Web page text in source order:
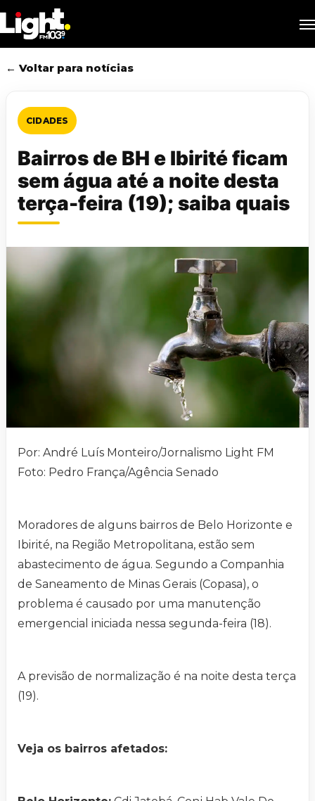
to
main
content
← Voltar para notícias
CIDADES
Bairros de BH e Ibirité ficam
sem água até a noite desta
terça-feira (19); saiba quais
Por: André Luís Monteiro/Jornalismo Light FM
Foto: Pedro França/Agência Senado
Moradores de alguns bairros de Belo Horizonte e
Ibirité, na Região Metropolitana, estão sem
abastecimento de água. Segundo a Companhia
de Saneamento de Minas Gerais (Copasa), o
problema é causado por uma manutenção
emergencial iniciada nessa segunda-feira (18).
A previsão de normalização é na noite desta terça
(19).
Veja os bairros afetados: